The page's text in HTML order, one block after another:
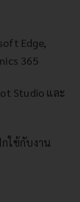
Edge,
365
Studio และ
ใช้กับงาน